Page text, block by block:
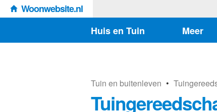
Woonwebsite.nl
Huis en Tuin
Meer
Tuin en buitenleven •